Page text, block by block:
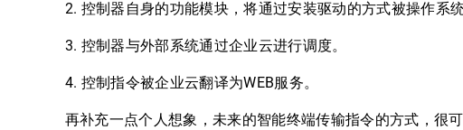
2. 控制器自身的功能模块，将通过安装驱动的方式被操作系统
3. 控制器与外部系统通过企业云进行调度。
4. 控制指令被企业云翻译为WEB服务。
再补充一点个人想象，未来的智能终端传输指令的方式，很